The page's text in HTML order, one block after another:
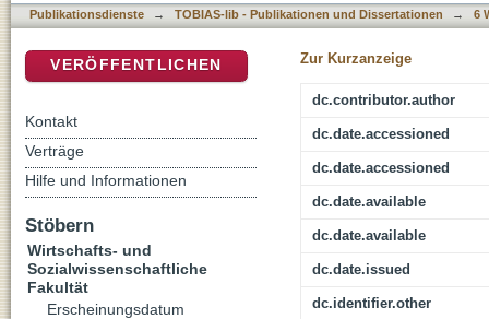
Publikationsdienste → TOBIAS-lib - Publikationen und Dissertationen → 6
Zur Kurzanzeige
dc.contributor.author
dc.date.accessioned
dc.date.accessioned
dc.date.available
dc.date.available
dc.date.issued
dc.identifier.other
VERÖFFENTLICHEN
Kontakt
Verträge
Hilfe und Informationen
Stöbern
Wirtschafts- und
Sozialwissenschaftliche
Fakultät
Erscheinungsdatum